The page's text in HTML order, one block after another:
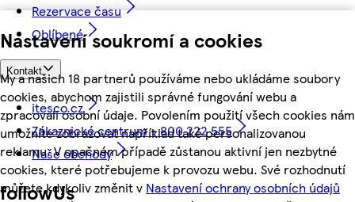
Nastavení soukromí a cookies
My a našich 18 partnerů používáme nebo ukládáme soubory
cookies, abychom zajistili správné fungování webu a
zpracovali osobní údaje. Povolením použití všech cookies nám
umožníte zobrazovat například také personalizovanou
reklamu. V opačném případě zůstanou aktivní jen nezbytné
cookies, které potřebujeme k provozu webu. Své rozhodnutí
můžete kdykoliv změnit v Nastavení ochrany osobních údajů
Rezervace času
Oblíbené
Kontakt
itesco.cz
Zákaznické centrum - 800 222 555
Naše obchody
followUs